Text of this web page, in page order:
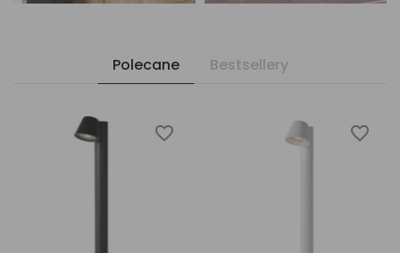
Polecane Bestsellery
favorite_border favorite_border